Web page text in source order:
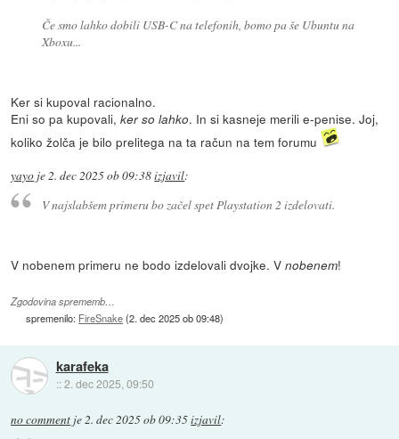
Če smo lahko dobili USB-C na telefonih, bomo pa še Ubuntu na
Xboxu...
Ker si kupoval racionalno.
Eni so pa kupovali,ker so lahko. In si kasneje merili e-penise. Joj,
koliko žolča je bilo prelitega na ta račun na tem forumu
yayo je 2. dec 2025 ob 09:38izjavil:
V najslabšem primeru bo začel spet Playstation 2 izdelovati.
V nobenem primeru ne bodo izdelovali dvojke. Vnobenem!
Zgodovina sprememb…
spremenilo: FireSnake(2. dec 2025 ob 09:48)
karafeka
::2. dec 2025, 09:50
no comment je2. dec 2025 ob 09:35izjavil: